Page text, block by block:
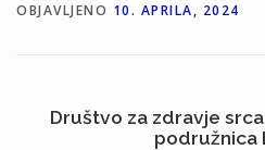
OBJAVLJENO 10. APRILA, 2024
Društvo za zdravje
podružnica